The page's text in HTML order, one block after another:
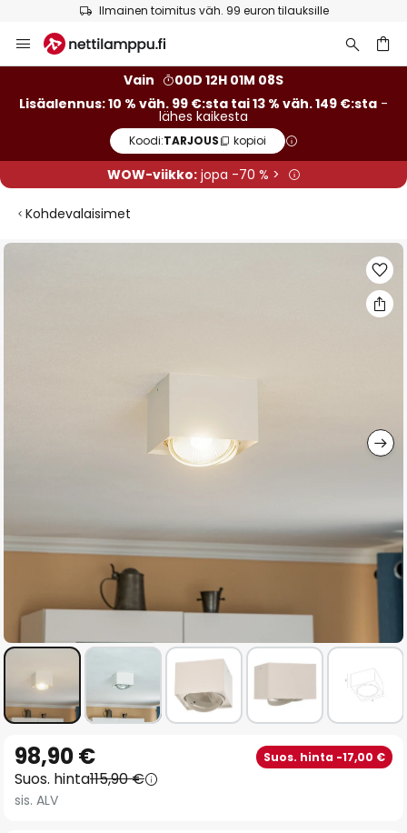
Ilmainen toimitus väh. 99 euron tilauksille
to
Vain
00D 12H 01M 08S
Lisäalennus: 10 % väh. 99 €:sta tai 13 % väh. 149 €:sta -
lähes kaikesta
Koodi:TARJOUS kopioi
WOW-viikko:jopa -70 % >
Kohdevalaisimet
Skip
to
the
beginning
98,90 € Suos. hinta -17,00 €
Suos. hinta115,90 €
sis. ALV